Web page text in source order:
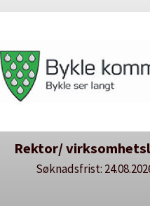
Avdelingsdirektør -
utdanning